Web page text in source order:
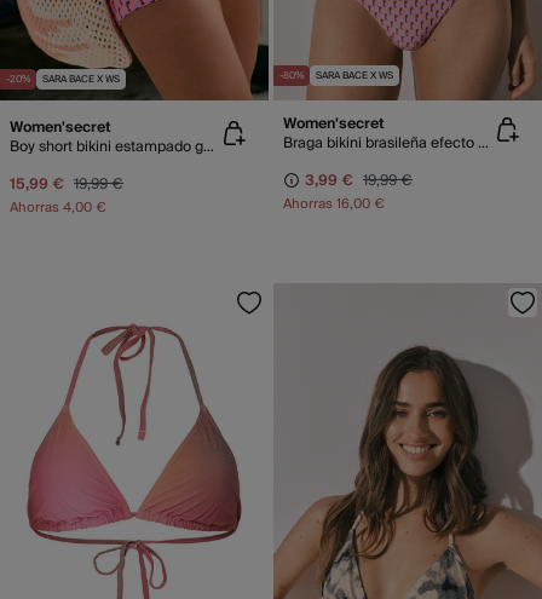
-20% SARA BACE X WS
Women'secret
Boy short bikini estampado geométrico
15,99 € 19,99 €
Ahorras4,00 €
-80% SARA BACE X WS
Women'secret
Braga bikini brasileña efecto U estampado rosa
3,99 € 19,99 €
Ahorras16,00 €